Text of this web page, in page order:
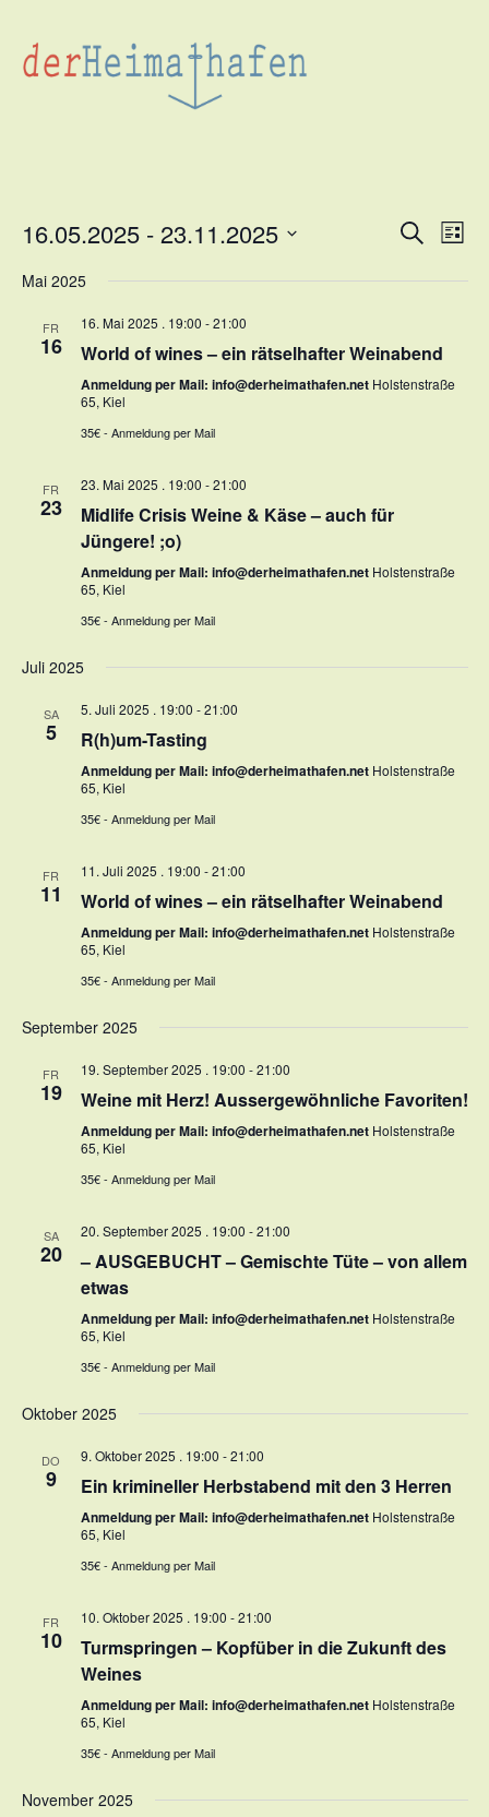
Suche
Liste
16.05.2025 - 23.11.2025
wählen.
Mai 2025
FR
16
16. Mai 2025 . 19:00 -21:00
World of wines – ein rätselhafter Weinabend
Anmeldung per Mail: info@derheimathafen.net Holstenstraße
65, Kiel
35€ - Anmeldung per Mail
FR
23
23. Mai 2025 . 19:00 -21:00
Midlife Crisis Weine & Käse – auch für
Jüngere! ;o)
Anmeldung per Mail: info@derheimathafen.net Holstenstraße
65, Kiel
35€ - Anmeldung per Mail
Juli 2025
SA
5
5. Juli 2025 . 19:00 -21:00
R(h)um-Tasting
Anmeldung per Mail: info@derheimathafen.net Holstenstraße
65, Kiel
35€ - Anmeldung per Mail
FR
11
11. Juli 2025 . 19:00 -21:00
World of wines – ein rätselhafter Weinabend
Anmeldung per Mail: info@derheimathafen.net Holstenstraße
65, Kiel
35€ - Anmeldung per Mail
September 2025
FR
19
19. September 2025 . 19:00 -21:00
Weine mit Herz! Aussergewöhnliche Favoriten!
Anmeldung per Mail: info@derheimathafen.net Holstenstraße
65, Kiel
35€ - Anmeldung per Mail
SA
20
20. September 2025 . 19:00 -21:00
– AUSGEBUCHT – Gemischte Tüte – von allem
etwas
Anmeldung per Mail: info@derheimathafen.net Holstenstraße
65, Kiel
35€ - Anmeldung per Mail
Oktober 2025
DO
9
9. Oktober 2025 . 19:00 -21:00
Ein krimineller Herbstabend mit den 3 Herren
Anmeldung per Mail: info@derheimathafen.net Holstenstraße
65, Kiel
35€ - Anmeldung per Mail
FR
10
10. Oktober 2025 . 19:00 -21:00
Turmspringen – Kopfüber in die Zukunft des
Weines
Anmeldung per Mail: info@derheimathafen.net Holstenstraße
65, Kiel
35€ - Anmeldung per Mail
November 2025